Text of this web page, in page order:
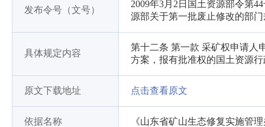
发布令号（文号）
2009年3月2日国土资源部令第
源部关于第一批废止修改的部
具体规定内容
第十二条 第一款 采矿权申请人
方案，报有批准权的国土资源
原文下载地址 点击查看原文
依据名称 《山东省矿山生态修复实施管